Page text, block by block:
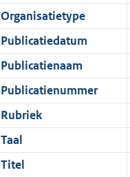
r
m
a
a
t
o
r
m
a
a
t
e
n
d
Organisatietype
Publicatiedatum
Publicatienaam
Publicatienummer
Rubriek
Taal
Titel